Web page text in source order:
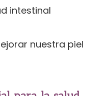
intestinal
nuestra piel